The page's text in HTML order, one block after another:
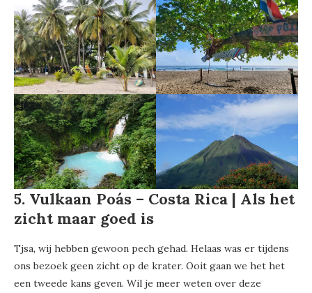
5. Vulkaan Poás – Costa Rica | Als het
zicht maar goed is
Tjsa, wij hebben gewoon pech gehad. Helaas was er tijdens
ons bezoek geen zicht op de krater. Ooit gaan we het het
een tweede kans geven. Wil je meer weten over deze